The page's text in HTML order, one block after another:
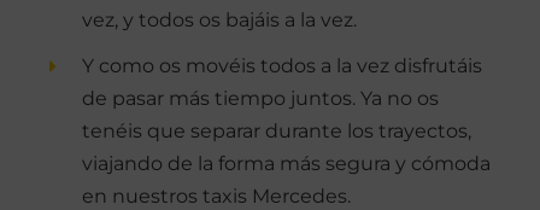
vez, y todos os bajáis a la vez.
Y como os movéis todos a la vez disfrutáis
de pasar más tiempo juntos. Ya no os
tenéis que separar durante los trayectos,
viajando de la forma más segura y cómoda
en nuestros taxis Mercedes.